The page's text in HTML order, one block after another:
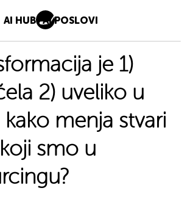
AI HUB AI POSLOVI
je 1)
2) uveliko u
menja stvari
smo u